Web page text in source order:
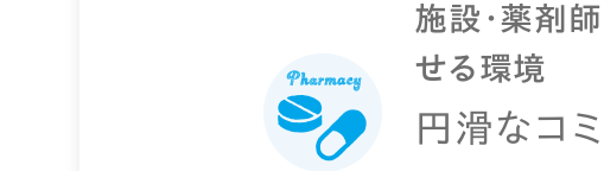
施設・薬剤
せる環境
円滑なコ